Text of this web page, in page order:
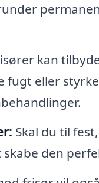
kan
fugt eller
Skal du til
den